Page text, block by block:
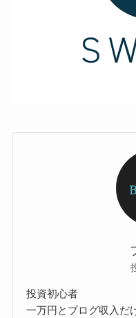
投資初心者
一万円とブログ収入だ